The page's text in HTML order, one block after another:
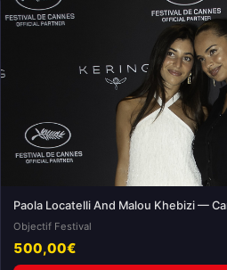
Objectif Festival
500,00€